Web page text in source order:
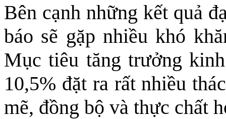
Bên cạnh những kết quả
báo sẽ gặp nhiều khó
Mục tiêu tăng trưởng
10,5% đặt ra rất nhiều
mẽ, đồng bộ và thực chất